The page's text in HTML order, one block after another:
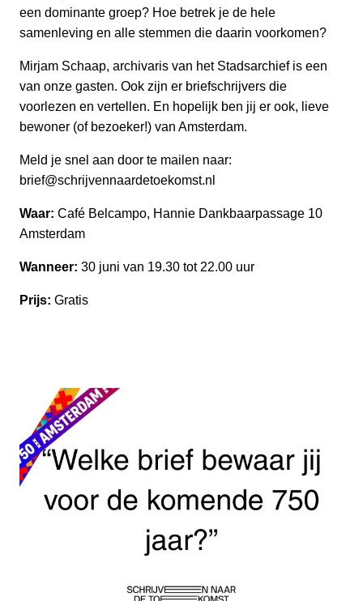
een dominante groep? Hoe betrek je de hele
samenleving en alle stemmen die daarin voorkomen?
Mirjam Schaap, archivaris van het Stadsarchief is een
van onze gasten. Ook zijn er briefschrijvers die
voorlezen en vertellen. En hopelijk ben jij er ook, lieve
bewoner (of bezoeker!) van Amsterdam.
Meld je snel aan door te mailen naar:
brief@schrijvennaardetoekomst.nl
Waar: Café Belcampo, Hannie Dankbaarpassage 10
Amsterdam
Wanneer: 30 juni van 19.30 tot 22.00 uur
Prijs: Gratis